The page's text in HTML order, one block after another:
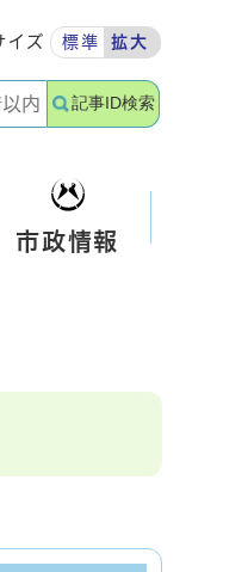
イズ 標準 拡大
記事ID検索
市政情報